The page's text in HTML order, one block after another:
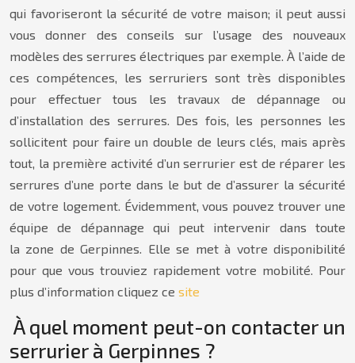
qui favoriseront la sécurité de votre maison; il peut aussi
vous donner des conseils sur l’usage des nouveaux
modèles des serrures électriques par exemple. À l’aide de
ces compétences, les serruriers sont très disponibles
pour effectuer tous les travaux de dépannage ou
d’installation des serrures. Des fois, les personnes les
sollicitent pour faire un double de leurs clés, mais après
tout, la première activité d’un serrurier est de réparer les
serrures d’une porte dans le but de d’assurer la sécurité
de votre logement. Évidemment, vous pouvez trouver une
équipe de dépannage qui peut intervenir dans toute
la zone de Gerpinnes. Elle se met à votre disponibilité
pour que vous trouviez rapidement votre mobilité. Pour
plus d’information cliquez ce site
À quel moment peut-on contacter un
serrurier à Gerpinnes ?